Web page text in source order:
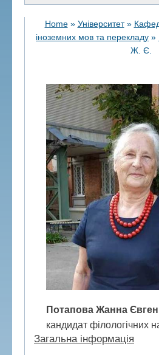
Home» Університет»
іноземних мов та перекладу »
Ж. Є.
Потапова Жанна
кандидат філологічних
Загальна інформація